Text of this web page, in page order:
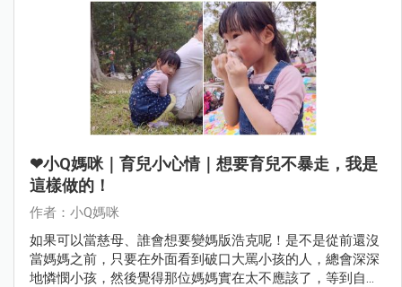
❤小Q媽咪｜育兒小心情｜想要育兒不暴走，我是
這樣做的！
作者：小Q媽咪
如果可以當慈母、誰會想要變媽版浩克呢！是不是從前還沒
當媽媽之前，只要在外面看到破口大罵小孩的人，總會深深
地憐憫小孩，然後覺得那位媽媽實在太不應該了，等到自己